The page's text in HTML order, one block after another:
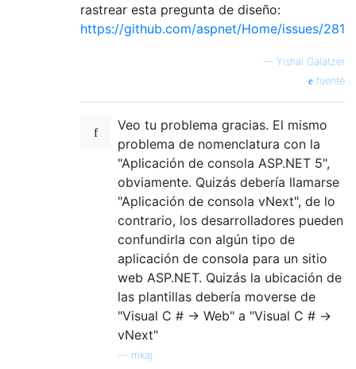
rastrear esta pregunta de diseño:
https://github.com/aspnet/Home/issues/281
— Yishai Galatzer
fuente
Veo tu problema gracias. El mismo
problema de nomenclatura con la
"Aplicación de consola ASP.NET 5",
obviamente. Quizás debería llamarse
"Aplicación de consola vNext", de lo
contrario, los desarrolladores pueden
confundirla con algún tipo de
aplicación de consola para un sitio
web ASP.NET. Quizás la ubicación de
las plantillas debería moverse de
"Visual C # -> Web" a "Visual C # ->
vNext"
mkaj